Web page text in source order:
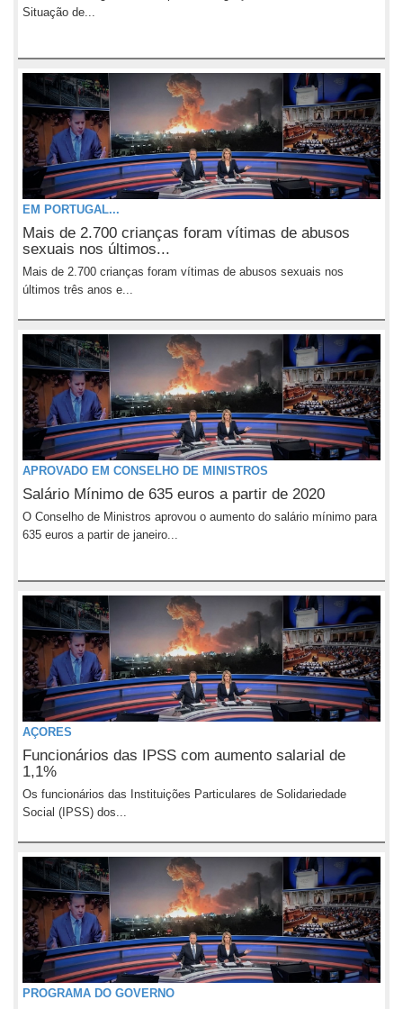
Situação de...
EM PORTUGAL...
Mais de 2.700 crianças foram vítimas de abusos
sexuais nos últimos...
Mais de 2.700 crianças foram vítimas de abusos sexuais nos
últimos três anos e...
APROVADO EM CONSELHO DE MINISTROS
Salário Mínimo de 635 euros a partir de 2020
O Conselho de Ministros aprovou o aumento do salário mínimo para
635 euros a partir de janeiro...
AÇORES
Funcionários das IPSS com aumento salarial de
1,1%
Os funcionários das Instituições Particulares de Solidariedade
Social (IPSS) dos...
PROGRAMA DO GOVERNO